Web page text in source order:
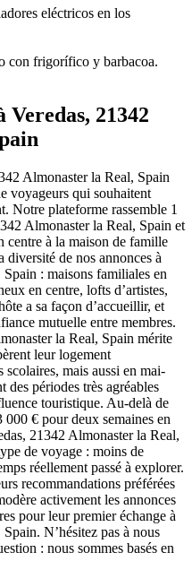
eléctricos en los
con frigorífico y barbacoa.
Veredas, 21342
Almonaster la Real, Spain
voyageurs qui souhaitent
Notre plateforme rassemble 1
Almonaster la Real, Spain et
centre à la maison de famille
diversité de nos annonces à
: maisons familiales en
en centre, lofts d’artistes,
a sa façon d’accueillir, et
mutuelle entre membres.
la Real, Spain mérite
leur logement
scolaires, mais aussi en mai-
des périodes très agréables
touristique. Au-delà de
000 € pour deux semaines en
21342 Almonaster la Real,
de voyage : moins de
réellement passé à explorer.
recommandations préférées
activement les annonces
pour leur premier échange à
N’hésitez pas à nous
: nous sommes basés en